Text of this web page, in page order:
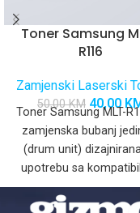
Toner Samsung
R116
Zamjenski Laserski
50,00KM 40,00
Toner Samsung MLT-
zamjenska bubanj
(drum unit)
upotrebu sa
Samsung mono
pisačima. Iako se